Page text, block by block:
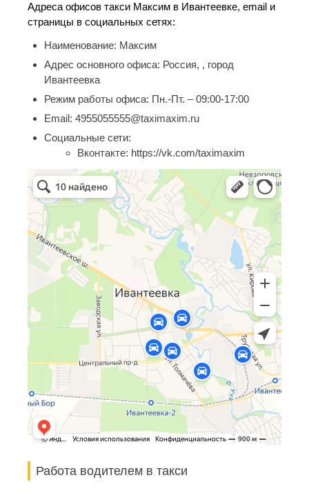
Адреса офисов такси Максим в Ивантеевке, email и
страницы в социальных сетях:
Наименование: Максим
Адрес основного офиса: Россия, , город
Ивантеевка
Режим работы офиса: Пн.-Пт. – 09:00-17:00
Email: 4955055555@taximaxim.ru
Социальные сети:
Вконтакте: https://vk.com/taximaxim
Работа водителем в такси